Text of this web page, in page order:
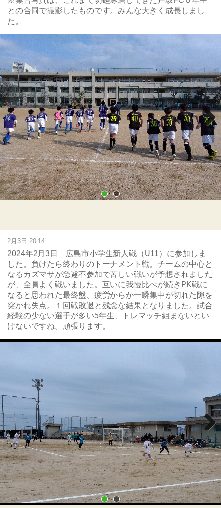
との合同で撮影したものです。みんな大きく成長しまし
た。
Next
2月3日 20:14
2024年2月3日 広島市小学生新人戦（U11）に参加しま
した。負けたら終わりのトーナメント戦。チームの中心と
なるカズマサが急遽不参加で苦しい戦いが予想されました
が、全員よく戦いました。互いに我慢比べが続きPK戦に
なると思われた最終盤、疲労からか一瞬集中が切れた隙を
突かれ失点。１回戦敗退と残念な結果となりました。試合
経験の少ない選手が多い5年生、トレマッチ組まないとい
けないですね。頑張ります。
Next